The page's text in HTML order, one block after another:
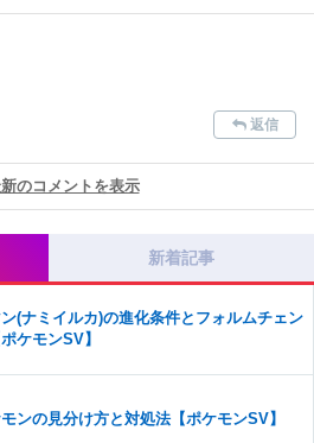
る※投稿内容を確認後、順次対応さ
ください。
や、弊社に損害の及ぶ内容の書き込みがあ
返信
のコメントを表示
新着記事
(ナミイルカ)の進化条件とフォルムチェン
ケモンSV】
ンの見分け方と対処法【ポケモンSV】